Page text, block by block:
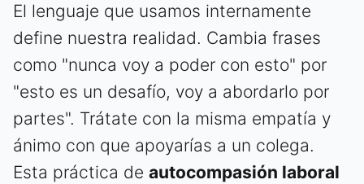
El lenguaje que usamos internamente
define nuestra realidad. Cambia frases
como "nunca voy a poder con esto" por
"esto es un desafío, voy a abordarlo por
partes". Trátate con la misma empatía y
ánimo con que apoyarías a un colega.
Esta práctica de autocompasión laboral